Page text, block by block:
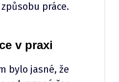
práce.
v praxi
bylo jasné, že